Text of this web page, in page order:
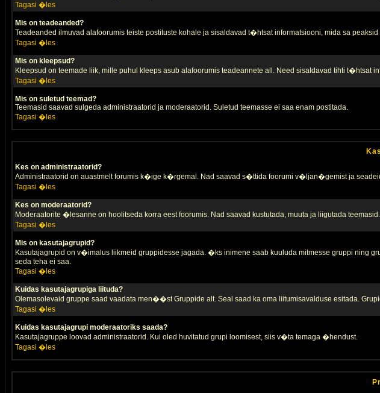
Tagasi �les
Mis on teadeanded?
Teadeanded ilmuvad alafoorumis teiste postituste kohale ja sisaldavad t�htsat informatsiooni, mida sa peaksid
Tagasi �les
Mis on kleepsud?
Kleepsud on teemade liik, mille puhul kleeps asub alafoorumis teadeannete all. Need sisaldavad tihti t�htsat
Tagasi �les
Mis on suletud teemad?
Teemasid saavad sulgeda administraatorid ja moderaatorid. Suletud teemasse ei saa enam postitada.
Tagasi �les
Kes on administraatorid?
Administraatorid on auastmelt forumis k�ige k�rgemal. Nad saavad s�ttida foorumi v�ljan�gemist ja
Tagasi �les
Kes on moderaatorid?
Moderaatorite �lesanne on hoolitseda korra eest foorumis. Nad saavad kustutada, muuta ja liigutada teemasid.
Tagasi �les
Mis on kasutajagrupid?
Kasutajagrupid on v�imalus liikmeid gruppidesse jagada. �ks inimene saab kuuluda mitmesse gruppi
seda teha ei saa.
Tagasi �les
Kuidas kasutajagrupiga liituda?
Olemasolevaid gruppe saad vaadata men��st Gruppide alt. Seal saad ka oma liitumisavalduse esitada.
Tagasi �les
Kuidas kasutajagrupi moderaatoriks saada?
Kasutajagruppe loovad administraatorid. Kui oled huvitatud grupi loomisest, siis v�ta temaga �hendust.
Tagasi �les